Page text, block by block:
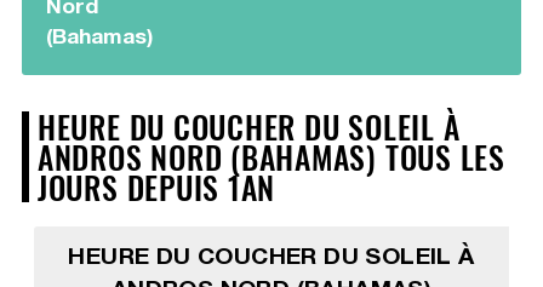
Nord
(Bahamas)
HEURE DU COUCHER DU SOLEIL À
ANDROS NORD (BAHAMAS) TOUS LES
JOURS DEPUIS 1AN
HEURE DU COUCHER DU SOLEIL À